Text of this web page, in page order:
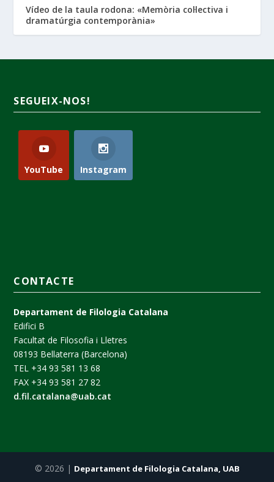
Vídeo de la taula rodona: «Memòria col·lectiva i
dramatúrgia contemporània»
SEGUEIX-NOS!
YouTube Instagram
CONTACTE
Departament de Filologia Catalana
Edifici B
Facultat de Filosofia i Lletres
08193 Bellaterra (Barcelona)
TEL +34 93 581 13 68
FAX +34 93 581 27 82
d.fil.catalana@uab.cat
© 2026 | Departament de Filologia Catalana, UAB